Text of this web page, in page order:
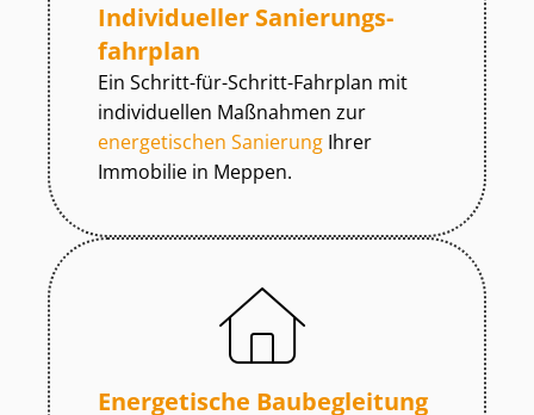
Individueller Sa­nie­rungs­
fahr­plan
Ein Schritt-für-Schritt-Fahrplan mit
individuellen Maßnahmen zur
energetischen Sanierung Ihrer
Immobilie in Meppen.
Energetische Baubegleitung